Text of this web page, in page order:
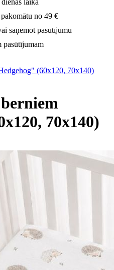
laikā
no 49 €
saņemot pasūtījumu
pasūtījumam
(60x120, 70x140)
70x140)